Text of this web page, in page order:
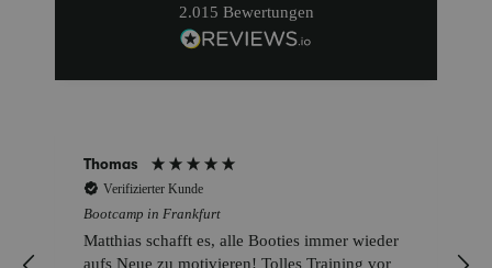
2.015 Bewertungen
Thomas
Verifizierter Kunde
Bootcamp in Frankfurt
Matthias schafft es, alle Booties immer wieder
aufs Neue zu motivieren! Tolles Training vor